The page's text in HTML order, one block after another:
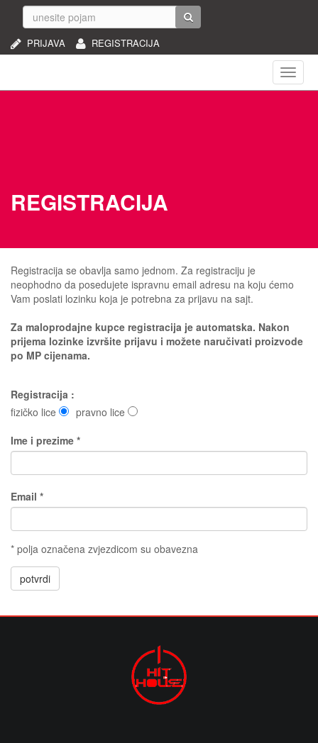
REGISTRACIJA
PRIJAVA
REGISTRACIJA
Registracija se obavlja samo jednom. Za registraciju je
neophodno da posedujete ispravnu email adresu na koju ćemo
Vam poslati lozinku koja je potrebna za prijavu na sajt.
Za maloprodajne kupce registracija je automatska. Nakon
prijema lozinke izvršite prijavu i možete naručivati proizvode
po MP cijenama.
Registracija :
fizičko lice
pravno lice
Ime i prezime *
Email *
* polja označena zvjezdicom su obavezna
potvrdi